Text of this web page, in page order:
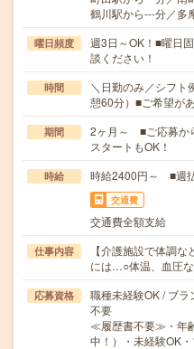
鶴川駅から---分／多
曜日頻度
週3日～OK！■曜日
談ください！
時間
＼日勤のみ／シフト
憩60分）■ご希望が
期間
2ヶ月～ ■ご応募か
スタートもOK！
時給 時給2400円～ ■週
交通費
交通費全額支給
仕事内容
【介護施設で体調
には…○体温、血圧
応募資格
職種未経験OK / ブラ
不要
≪履歴書不要≫・年
中！）・未経験OK